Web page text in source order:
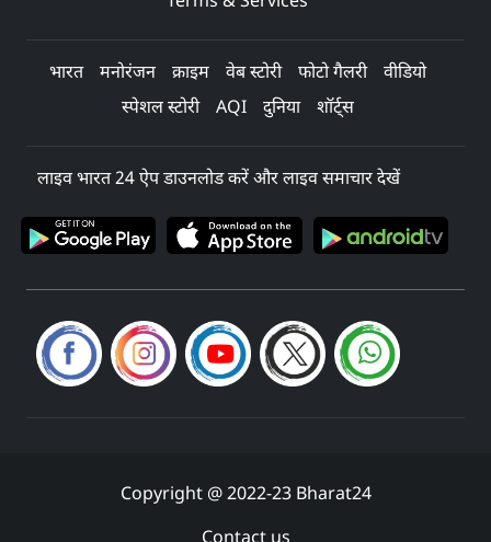
भारत मनोरंजन क्राइम वेब स्टोरी फोटो गैलरी
वीडियो
स्पेशल स्टोरी
AQI दुनिया शॉर्ट्स
लाइव भारत 24 ऐप डाउनलोड करें और लाइव समाचार देखें
Copyright @ 2022-23 Bharat24
Contact us